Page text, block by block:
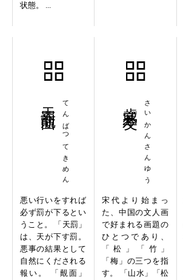
状態。 ...
てんばつてきめん
悪い行いをすれば
必ず罰が下るとい
うこと。 「天罰」
は、天が下す罰。
悪事の結果として
自然にくだされる
報い。 「覿面」
さいかんさんゆう
宋代より始まっ
た、中国の文人画
で好まれる画題の
ひとつであり、
「松」「竹」
「梅」の三つを指
す。 「山水」「松